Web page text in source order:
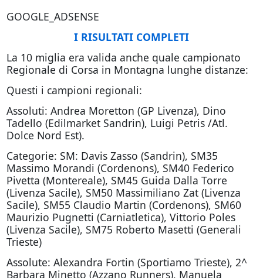
GOOGLE_ADSENSE
I RISULTATI COMPLETI
La 10 miglia era valida anche quale campionato
Regionale di Corsa in Montagna lunghe distanze:
Questi i campioni regionali:
Assoluti: Andrea Moretton (GP Livenza), Dino
Tadello (Edilmarket Sandrin), Luigi Petris /Atl.
Dolce Nord Est).
Categorie: SM: Davis Zasso (Sandrin), SM35
Massimo Morandi (Cordenons), SM40 Federico
Pivetta (Montereale), SM45 Guida Dalla Torre
(Livenza Sacile), SM50 Massimiliano Zat (Livenza
Sacile), SM55 Claudio Martin (Cordenons), SM60
Maurizio Pugnetti (Carniatletica), Vittorio Poles
(Livenza Sacile), SM75 Roberto Masetti (Generali
Trieste)
Assolute: Alexandra Fortin (Sportiamo Trieste), 2^
Barbara Minetto (Azzano Runners), Manuela